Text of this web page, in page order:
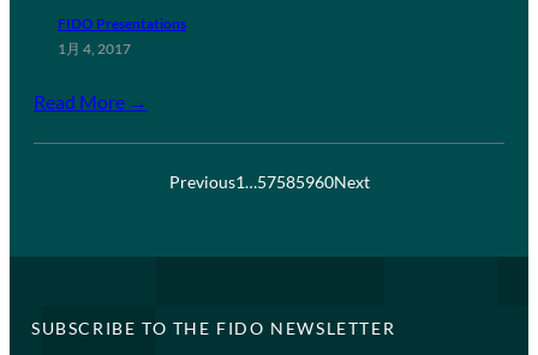
FIDO Presentations
1月 4, 2017
Read More →
Previous1…57585960Next
SUBSCRIBE TO THE FIDO NEWSLETTER